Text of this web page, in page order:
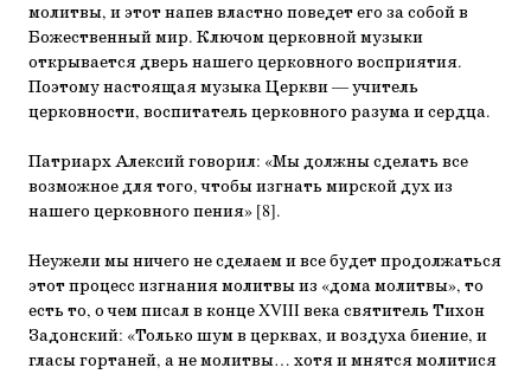
молитвы, и этот напев властно поведет его за собой в
Божественный мир. Ключом церковной музыки
открывается дверь нашего церковного восприятия.
Поэтому настоящая музыка Церкви — учитель
церковности, воспитатель церковного разума и сердца.
Патриарх Алексий говорил: «Мы должны сделать все
возможное для того, чтобы изгнать мирской дух из
нашего церковного пения» [8].
Неужели мы ничего не сделаем и все будет продолжаться
этот процесс изгнания молитвы из «дома молитвы», то
есть то, о чем писал в конце XVIII века святитель Тихон
Задонский: «Только шум в церквах, и воздуха биение, и
гласы гортаней, а не молитвы… хотя и мнятся молитися